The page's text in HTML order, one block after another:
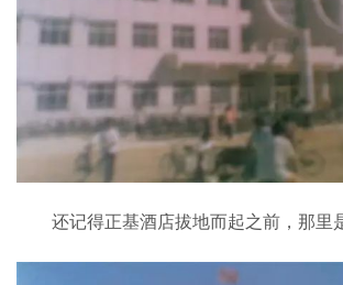
还记得正基酒店拔地而起之前，那里